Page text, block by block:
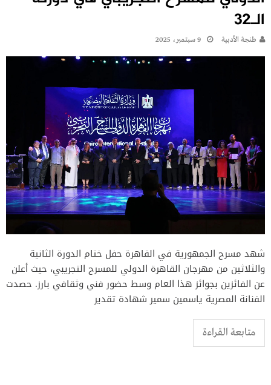
الـ32
طنجة الأدبية 9 سبتمبر، 2025
شهد مسرح الجمهورية في القاهرة حفل ختام الدورة الثانية
والثلاثين من مهرجان القاهرة الدولي للمسرح التجريبي، حيث أعلن
عن الفائزين بجوائز هذا العام وسط حضور فني وثقافي بارز. حصدت
الفنانة المصرية ياسمين سمير شهادة تقدير
متابعة القراءة